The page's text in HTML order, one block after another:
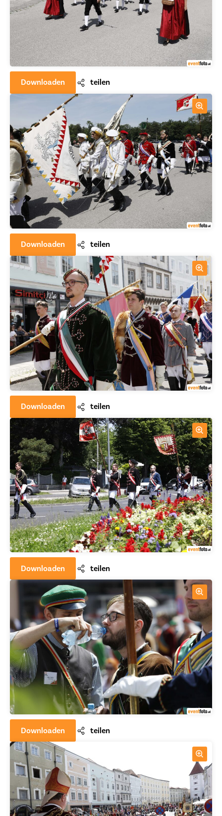
Downloaden teilen
Downloaden teilen
Downloaden teilen
Downloaden teilen
Downloaden teilen